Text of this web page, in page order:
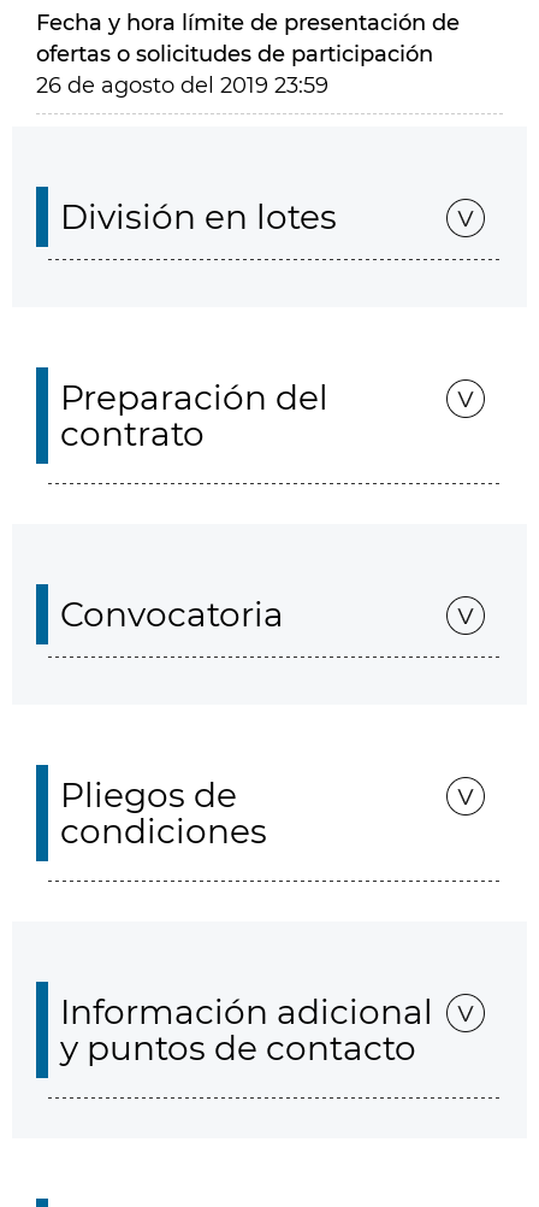
Fecha y hora límite de presentación de
ofertas o solicitudes de participación
26 de agosto del 2019 23:59
División en lotes
Preparación del
contrato
Convocatoria
Pliegos de
condiciones
Información adicional
y puntos de contacto